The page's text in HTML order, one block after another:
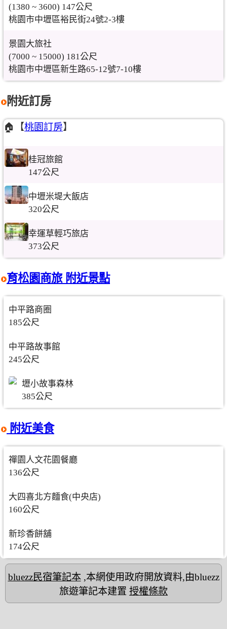
(1380 ~ 3600) 147公尺
桃園市中壢區裕民街24號2-3樓
景園大旅社
(7000 ~ 15000) 181公尺
桃園市中壢區新生路65-12號7-10樓
附近訂房
🏠【桃園訂房】
桂冠旅館
147公尺
中壢米堤大飯店
320公尺
幸運草輕巧旅店
373公尺
育松園商旅 附近景點
中平路商圈
185公尺
中平路故事館
245公尺
壢小故事森林
385公尺
附近美食
禪園人文花園餐廳
136公尺
大四喜北方麵食(中央店)
160公尺
新珍香餅舖
174公尺
bluezz民宿筆記本,本網使用政府開放資料,由bluezz
旅遊筆記本建置 授權條款